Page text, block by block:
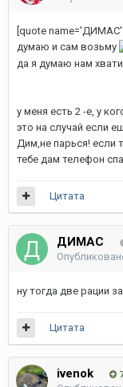
[quote name='ДИМАС'
думаю и сам возьму
да я думаю нам
у меня есть 2 -е, у
это на случай если
Дим,не парься! если
тебе дам телефон
Цитата
ДИМАС
ну тогда две рации
Цитата
ivenok 7